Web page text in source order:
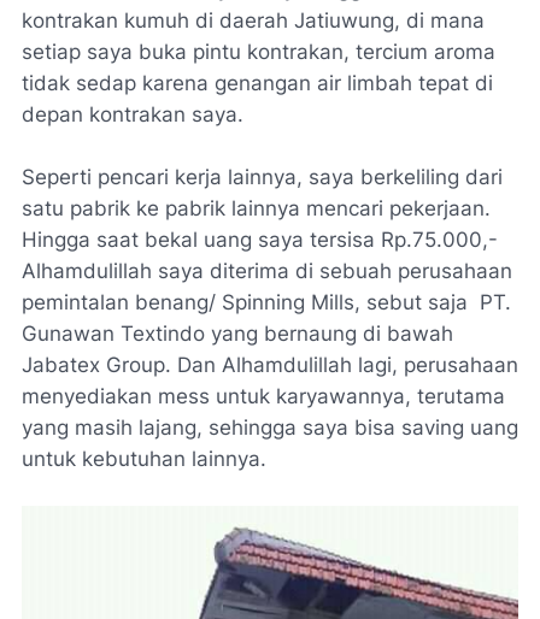
kontrakan kumuh di daerah Jatiuwung, di mana
setiap saya buka pintu kontrakan, tercium aroma
tidak sedap karena genangan air limbah tepat di
depan kontrakan saya.
Seperti pencari kerja lainnya, saya berkeliling dari
satu pabrik ke pabrik lainnya mencari pekerjaan.
Hingga saat bekal uang saya tersisa Rp.75.000,-
Alhamdulillah saya diterima di sebuah perusahaan
pemintalan benang/ Spinning Mills, sebut saja PT.
Gunawan Textindo yang bernaung di bawah
Jabatex Group. Dan Alhamdulillah lagi, perusahaan
menyediakan mess untuk karyawannya, terutama
yang masih lajang, sehingga saya bisa saving uang
untuk kebutuhan lainnya.